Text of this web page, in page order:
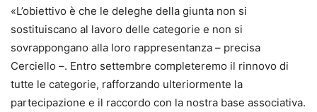
«L’obiettivo è che le deleghe della giunta non si
sostituiscano al lavoro delle categorie e non si
sovrappongano alla loro rappresentanza – precisa
Cerciello –. Entro settembre completeremo il rinnovo di
tutte le categorie, rafforzando ulteriormente la
partecipazione e il raccordo con la nostra base associativa.